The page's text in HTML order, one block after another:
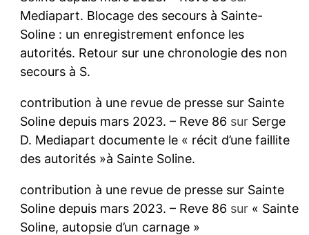
Mediapart. Blocage des secours à Sainte-
Soline : un enregistrement enfonce les
autorités. Retour sur une chronologie des non
secours à S.
contribution à une revue de presse sur Sainte
Soline depuis mars 2023. – Reve 86 sur Serge
D. Mediapart documente le « récit d’une faillite
des autorités »à Sainte Soline.
contribution à une revue de presse sur Sainte
Soline depuis mars 2023. – Reve 86 sur « Sainte
Soline, autopsie d’un carnage »